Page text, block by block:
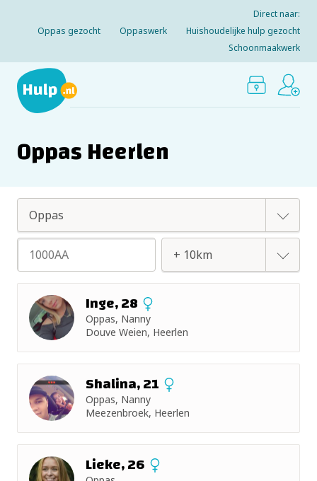
Direct naar:
Oppas gezocht
Oppaswerk
Huishoudelijke hulp gezocht
Schoonmaakwerk
Oppas Heerlen
Oppas
Huishoudelijke hulp + 2km
+ 10km
Inge, 28
Oppas, Nanny
Douve Weien, Heerlen
Shalina, 21
Oppas, Nanny
Meezenbroek, Heerlen
Lieke, 26